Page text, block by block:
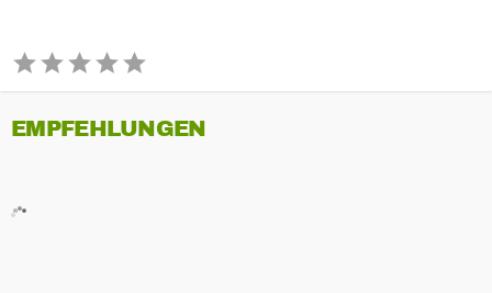
EMPFEHLUNGEN